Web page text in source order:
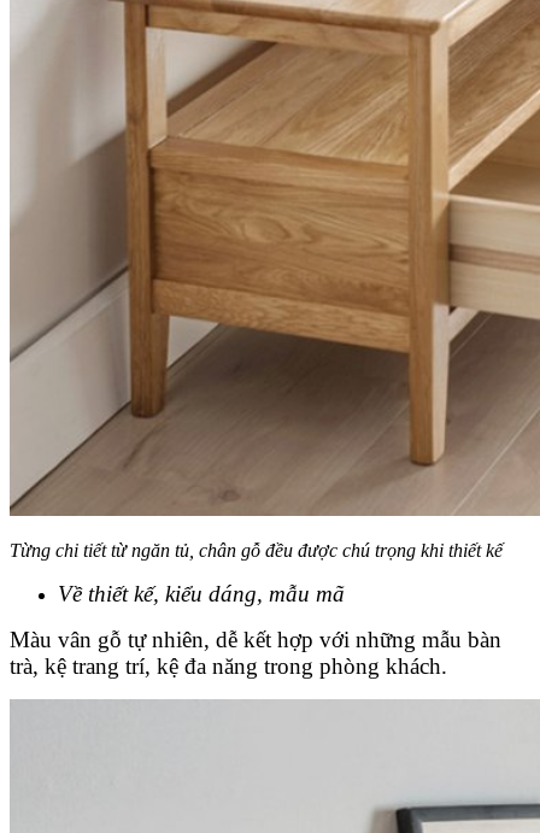
Từng chi tiết từ ngăn tủ, chân gỗ đều được chú trọng khi thiết kế
Về thiết kế, kiểu dáng, mẫu mã
Màu vân gỗ tự nhiên, dễ kết hợp với những mẫu bàn
trà, kệ trang trí, kệ đa năng trong phòng khách.